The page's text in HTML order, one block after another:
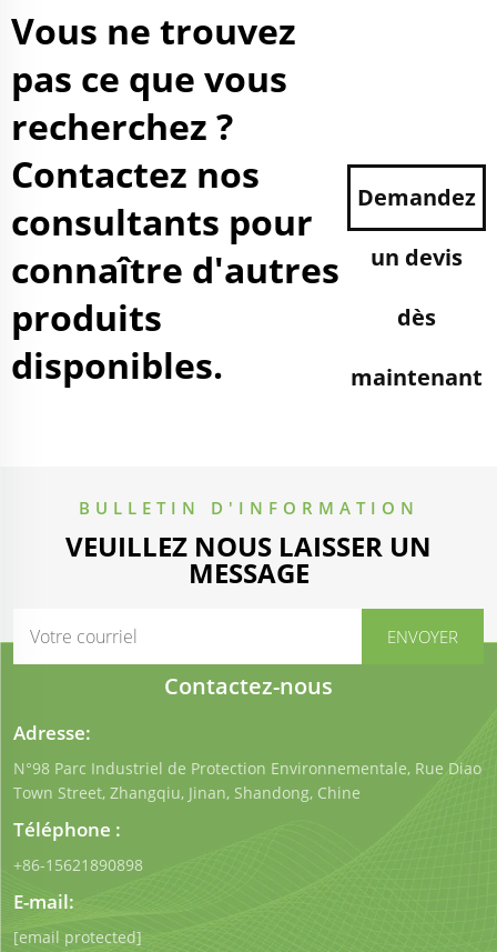
Vous ne trouvez
pas ce que vous
recherchez ?
Contactez nos
consultants pour
connaître d'autres
produits
disponibles.
Demandez
un devis
dès
maintenant
BULLETIN D'INFORMATION
VEUILLEZ NOUS LAISSER UN
MESSAGE
Contactez-nous
Adresse:
N°98 Parc Industriel de Protection Environnementale, Rue Diao
Town Street, Zhangqiu, Jinan, Shandong, Chine
Téléphone :
+86-15621890898
E-mail:
[email protected]